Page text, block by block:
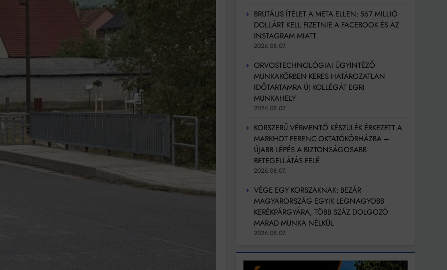
Karinthy Frigyes: a zseni, aki belenézett a saját koponyájába
Ki akarsz törni. De miből?
Az öregség nem csak ránc?
Az ördög még mindig Pradát visel. De te miért öltözöl hozzá?
Móricz Zsigmond: falusi író vagy boncmester?
Mindenki a világot akarja uralni – de nem csak a 80-as években
lapostetők: a bevált technológia akkor működik, ha jól van felújítva
BRUTÁLIS ÍTÉLET A META ELLEN: 567 MILLIÓ
DOLLÁRT KELL FIZETNIE A FACEBOOK ÉS AZ
INSTAGRAM MIATT
2026.08.07.
ORVOSTECHNOLÓGIAI ÜGYINTÉZŐ
MUNKAKÖRBEN KERES HATÁROZATLAN
IDŐTARTAMRA ÚJ KOLLÉGÁT EGRI
MUNKAHELY
2026.08.07.
KORSZERŰ VÉRMENTŐ KÉSZÜLÉK ÉRKEZETT A
MARKHOT FERENC OKTATÓKÓRHÁZBA –
ÚJABB LÉPÉS A BIZTONSÁGOSABB
BETEGELLÁTÁS FELÉ
2026.08.07.
VÉGE EGY KORSZAKNAK: BEZÁR
MAGYARORSZÁG EGYIK LEGNAGYOBB
KERÉKPÁRGYÁRA, TÖBB SZÁZ DOLGOZÓ
MARAD MUNKA NÉLKÜL
2026.08.07.